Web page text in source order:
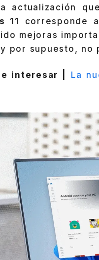
actualización
11
corresponde
mejoras
por supuesto, no
interesar |
La